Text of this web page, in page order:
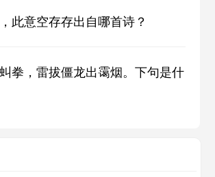
此意空存存出自哪首诗？
拳，雷拔僵龙出霭烟。下句是什